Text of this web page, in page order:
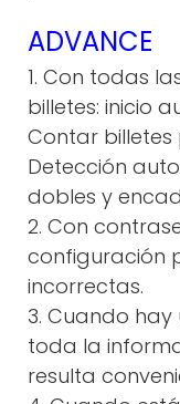
ADVANCE
1. Con todas
billetes: inicio
Contar billetes
Detección
dobles y
2. Con
configuración
incorrectas.
3. Cuando
toda la
resulta